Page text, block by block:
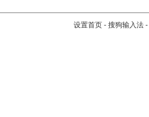
设置首页 - 搜狗输入法 -